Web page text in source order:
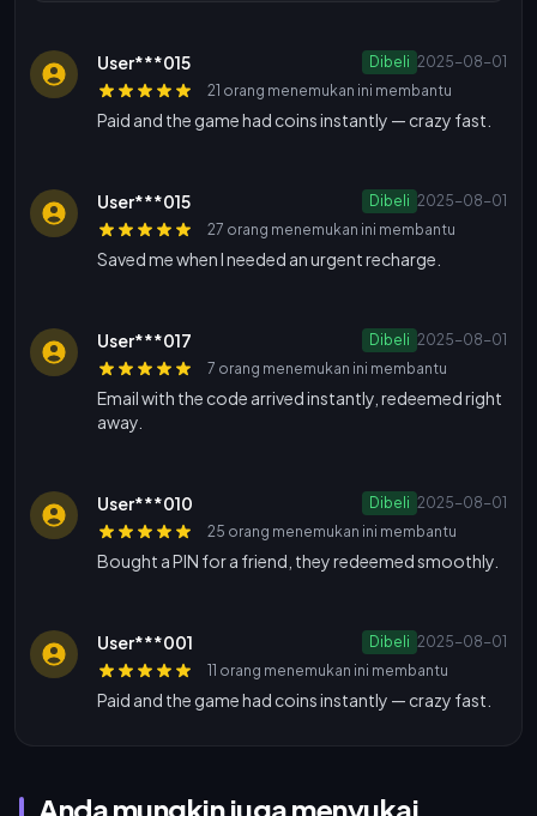
User***015 Dibeli 2025-08-01
21 orang menemukan ini membantu
Paid and the game had coins instantly — crazy fast.
User***015 Dibeli 2025-08-01
27 orang menemukan ini membantu
Saved me when I needed an urgent recharge.
User***017 Dibeli 2025-08-01
7 orang menemukan ini membantu
Email with the code arrived instantly, redeemed right
away.
User***010 Dibeli 2025-08-01
25 orang menemukan ini membantu
Bought a PIN for a friend, they redeemed smoothly.
User***001 Dibeli 2025-08-01
11 orang menemukan ini membantu
Paid and the game had coins instantly — crazy fast.